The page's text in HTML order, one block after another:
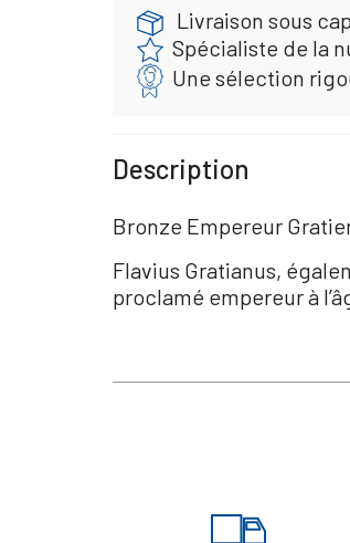
Livraison sous
Spécialiste de la
Une sélection
Description
Bronze Empereur
Flavius Gratianus,
proclamé empereur à